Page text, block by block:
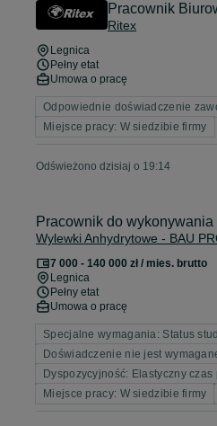
Pracownik
Ritex
Legnica
Pełny etat
Umowa o pracę
Odpowiednie doświadczenie
Miejsce pracy: W siedzibie firmy
Odświeżono dzisiaj o 19:14
Pracownik do
Wylewki Anhydrytowe - BAU
7 000 - 140 000 zł / mies. brutto
Legnica
Pełny etat
Umowa o pracę
Specjalne wymagania: Status
Doświadczenie nie jest
Dyspozycyjność: Elastyczny czas
Miejsce pracy: W siedzibie firmy